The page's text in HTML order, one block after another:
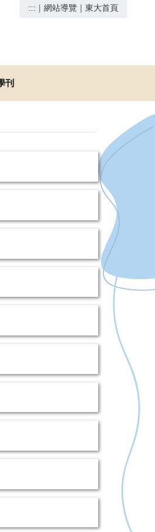
::: ｜ 網站導覽 ｜ 東大首頁
刊